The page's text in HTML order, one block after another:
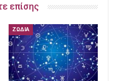
επίσης
ΖΏΔΙΑ